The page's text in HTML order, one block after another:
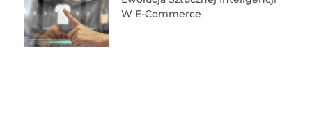
W E-Commerce